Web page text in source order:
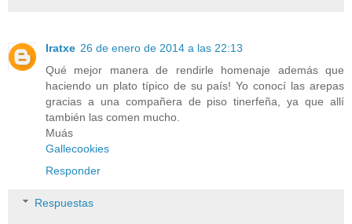
Iratxe 26 de enero de 2014 a las 22:13
Qué mejor manera de rendirle homenaje además que
haciendo un plato típico de su país! Yo conocí las arepas
gracias a una compañera de piso tinerfeña, ya que allí
también las comen mucho.
Muás
Gallecookies
Responder
Respuestas